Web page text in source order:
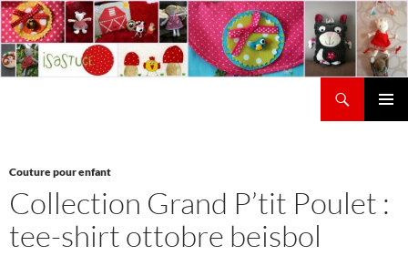
Aller
au
contenu
Couture pour enfant
Collection Grand P’tit Poulet :
tee-shirt ottobre beisbol